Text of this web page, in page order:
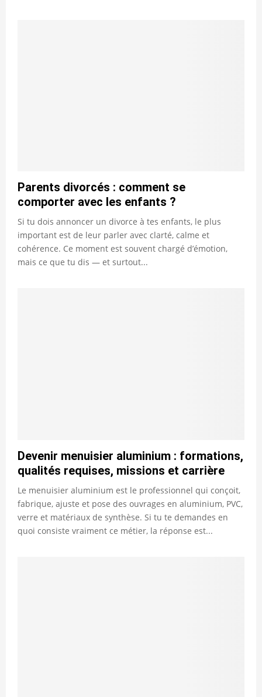
Parents divorcés : comment se
comporter avec les enfants ?
Si tu dois annoncer un divorce à tes enfants, le plus
important est de leur parler avec clarté, calme et
cohérence. Ce moment est souvent chargé d’émotion,
mais ce que tu dis — et surtout...
Devenir menuisier aluminium : formations,
qualités requises, missions et carrière
Le menuisier aluminium est le professionnel qui conçoit,
fabrique, ajuste et pose des ouvrages en aluminium, PVC,
verre et matériaux de synthèse. Si tu te demandes en
quoi consiste vraiment ce métier, la réponse est...